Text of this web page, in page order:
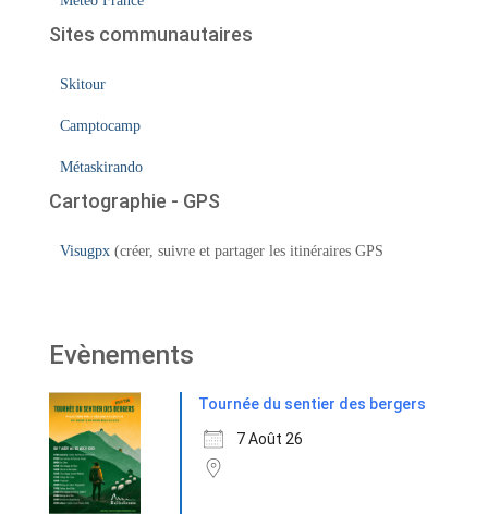
Sites communautaires
Skitour
Camptocamp
Métaskirando
Cartographie - GPS
Visugpx (créer, suivre et partager les itinéraires GPS
Evènements
Tournée du sentier des bergers
7 Août 26